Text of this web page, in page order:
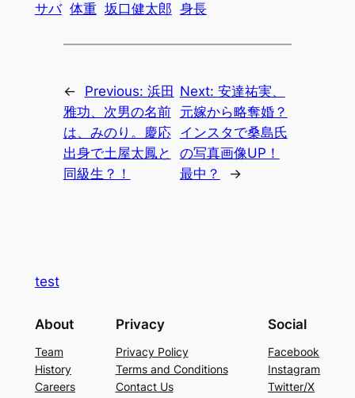
サバ 体重 坂口健太郎 身長
← Previous: 浜田
雅功、次男の名前
は、みのり。慶応
出身で土屋太鳳と
同級生？！
Next: 安達祐実、
元嫁から略奪婚？
インスタで桑島氏
の写真画像UP！
最中？
→
test
About
Team
History
Careers
Privacy
Privacy Policy
Terms and Conditions
Contact Us
Social
Facebook
Instagram
Twitter/X